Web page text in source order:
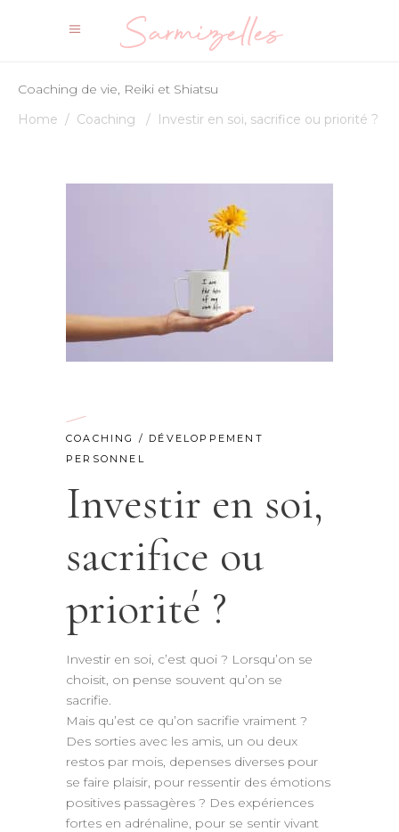
Coaching de vie, Reiki et Shiatsu
Home / Coaching / Investir en soi, sacrifice ou priorité ?
COACHING / DÉVELOPPEMENT
PERSONNEL
Investir en soi,
sacrifice ou
priorité ?
Investir en soi, c’est quoi ? Lorsqu’on se
choisit, on pense souvent qu’on se
sacrifie.
Mais qu’est ce qu’on sacrifie vraiment ?
Des sorties avec les amis, un ou deux
restos par mois, depenses diverses pour
se faire plaisir, pour ressentir des émotions
positives passagères ? Des expériences
fortes en adrénaline, pour se sentir vivant